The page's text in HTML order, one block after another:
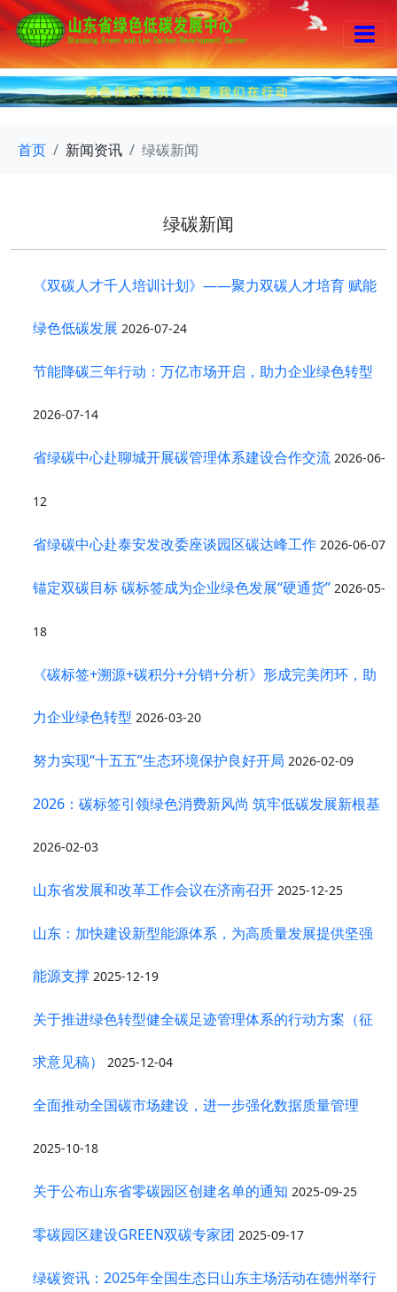
首页 新闻资讯 绿碳新闻
绿碳新闻
《双碳人才千人培训计划》——聚力双碳人才培育 赋能
绿色低碳发展 2026-07-24
节能降碳三年行动：万亿市场开启，助力企业绿色转型
2026-07-14
省绿碳中心赴聊城开展碳管理体系建设合作交流 2026-06-
12
省绿碳中心赴泰安发改委座谈园区碳达峰工作 2026-06-07
锚定双碳目标 碳标签成为企业绿色发展“硬通货” 2026-05-
18
《碳标签+溯源+碳积分+分销+分析》形成完美闭环，助
力企业绿色转型 2026-03-20
努力实现“十五五”生态环境保护良好开局 2026-02-09
2026：碳标签引领绿色消费新风尚 筑牢低碳发展新根基
2026-02-03
山东省发展和改革工作会议在济南召开 2025-12-25
山东：加快建设新型能源体系，为高质量发展提供坚强
能源支撑 2025-12-19
关于推进绿色转型健全碳足迹管理体系的行动方案（征
求意见稿） 2025-12-04
全面推动全国碳市场建设，进一步强化数据质量管理
2025-10-18
关于公布山东省零碳园区创建名单的通知 2025-09-25
零碳园区建设GREEN双碳专家团 2025-09-17
绿碳资讯：2025年全国生态日山东主场活动在德州举行